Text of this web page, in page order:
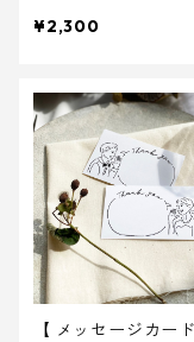
¥2,300
【 メッセージカー